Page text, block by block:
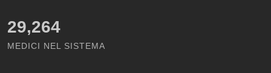
29,264
MEDICI NEL SISTEMA